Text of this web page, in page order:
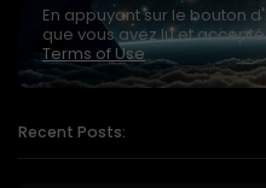
En appuyant sur le bouton
que vous avez lu et
Terms of Use
Recent Posts: